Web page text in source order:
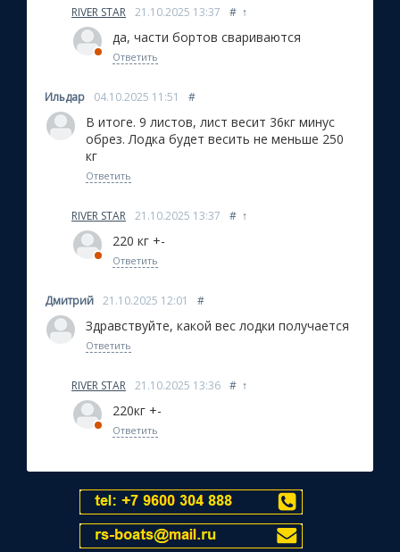
RIVER STAR 21.10.2025 13:37 # ↑
да, части бортов свариваются
Ответить
Ильдар 04.10.2025 11:51 #
В итоге. 9 листов, лист весит 36кг минус
обрез. Лодка будет весить не меньше 250
кг
Ответить
RIVER STAR 21.10.2025 13:37 # ↑
220 кг +-
Ответить
Дмитрий 21.10.2025 12:01 #
Здравствуйте, какой вес лодки получается
Ответить
RIVER STAR 21.10.2025 13:36 # ↑
220кг +-
Ответить